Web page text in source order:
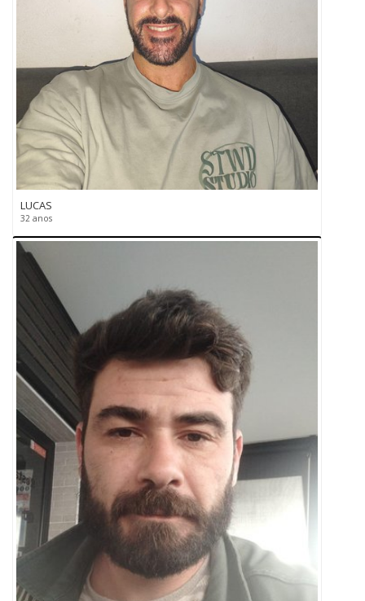
LUCAS
32 anos